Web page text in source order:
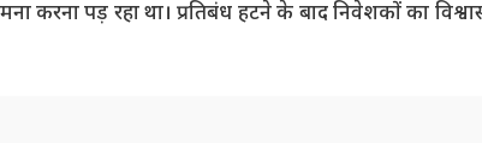
करना पड़ रहा था। प्रतिबंध हटने के बाद निवेशकों का